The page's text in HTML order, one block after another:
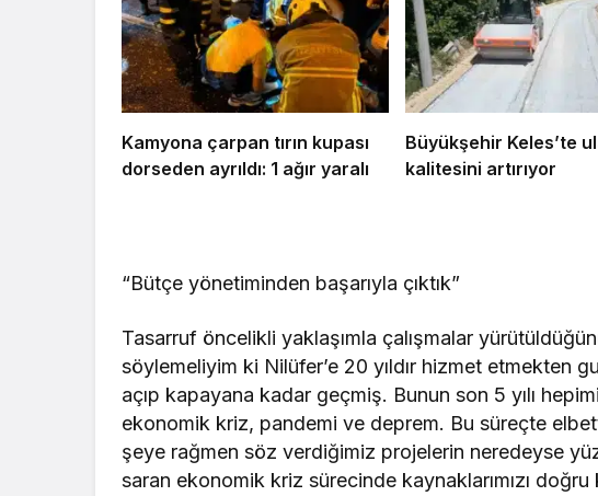
Kamyona çarpan tırın kupası
dorseden ayrıldı: 1 ağır yaralı
Büyükşehir Keles’te
kalitesini artırıyor
“Bütçe yönetiminden başarıyla çıktık”
Tasarruf öncelikli yaklaşımla çalışmalar
söylemeliyim ki Nilüfer’e 20 yıldır hizmet etmekten
açıp kapayana kadar geçmiş. Bunun son 5 yılı
ekonomik kriz, pandemi ve deprem. Bu süreçte
şeye rağmen söz verdiğimiz projelerin neredeyse
saran ekonomik kriz sürecinde kaynaklarımızı doğru